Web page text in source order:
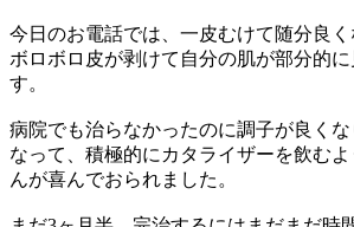
今日のお電話では、一皮むけて随分良く
ボロボロ皮が剥けて自分の肌が部分的
す。
病院でも治らなかったのに調子が良く
なって、積極的にカタライザーを飲む
んが喜んでおられました。